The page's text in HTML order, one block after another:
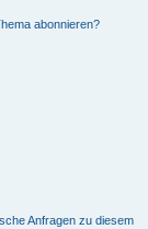
abonnieren?
Anfragen zu diesem